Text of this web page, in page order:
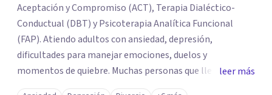
Aceptación y Compromiso (ACT), Terapia Dialéctico-
Conductual (DBT) y Psicoterapia Analítica Funcional
(FAP). Atiendo adultos con ansiedad, depresión,
dificultades para manejar emociones, duelos y
momentos de quiebre. Muchas personas que llegan a
consulta no solo cargan con un síntoma: sienten que sus
leer más